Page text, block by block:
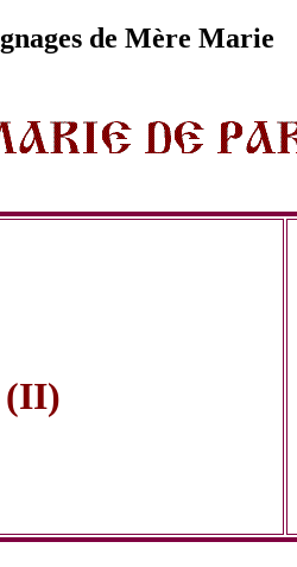
de Mère Marie
(II)